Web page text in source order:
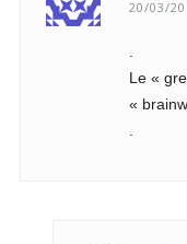
20/03/
Le «
«